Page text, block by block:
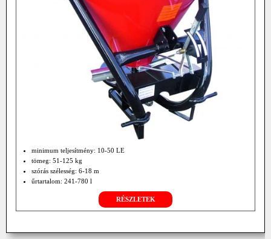
minimum teljesítmény: 10-50 LE
tömeg: 51-125 kg
szórás szélesség: 6-18 m
űrtartalom: 241-780 l
RÉSZLETEK